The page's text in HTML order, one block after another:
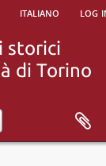
italiano log